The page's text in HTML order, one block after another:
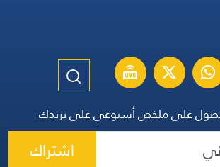
على ملخص أسبوعي على بريدك
اشتراك